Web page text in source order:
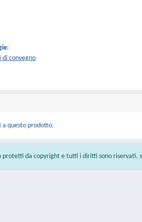
convegno
a questo prodotto.
protetti da copyright e tutti i diritti sono riservati,